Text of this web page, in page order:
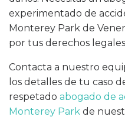
experimentado de
Monterey Park de
por tus derechos
Contacta a nuestro
los detalles de tu caso
respetado abogado de
Monterey Park de